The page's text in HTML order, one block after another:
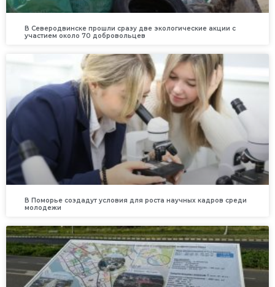
В Северодвинске прошли сразу две экологические акции с
участием около 70 добровольцев
В Поморье создадут условия для роста научных кадров среди
молодежи